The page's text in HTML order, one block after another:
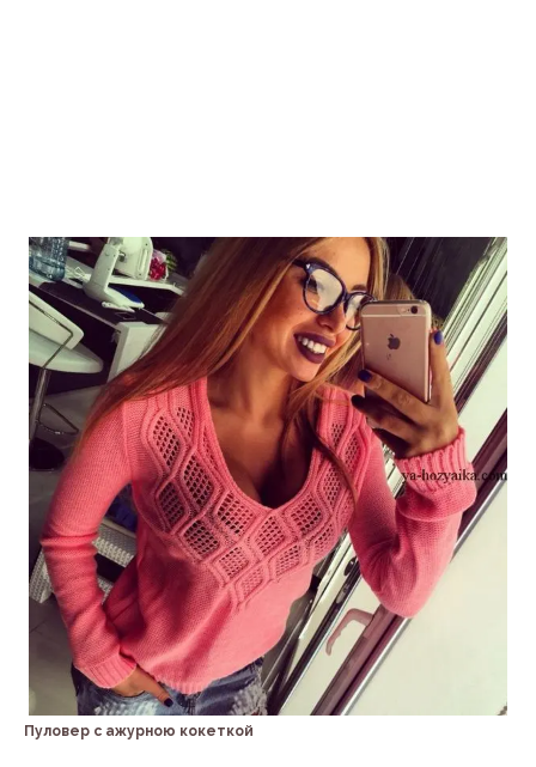
Пуловер с ажурною кокеткой